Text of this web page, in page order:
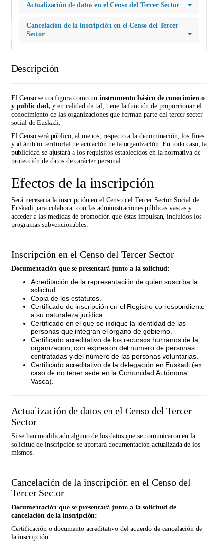
Actualización de datos en el Censo del Tercer Sector
Cancelación de la inscripción en el Censo del Tercer
Sector
Descripción
El Censo se configura como un instrumento básico de conocimiento
y publicidad, y en calidad de tal, tiene la función de proporcionar el
conocimiento de las organizaciones que forman parte del tercer sector
social de Euskadi.
El Censo será público, al menos, respecto a la denominación, los fines
y al ámbito territorial de actuación de la organización. En todo caso, la
publicidad se ajustará a los requisitos establecidos en la normativa de
protección de datos de carácter personal.
Efectos de la inscripción
Será necesaria la inscripción en el Censo del Tercer Sector Social de
Euskadi para colaborar con las administraciones públicas vascas y
acceder a las medidas de promoción que éstas impulsan, incluidos los
programas subvencionables.
Inscripción en el Censo del Tercer Sector
Documentación que se presentará junto a la solicitud:
Acreditación de la representación de quien suscriba la
solicitud.
Copia de los estatutos.
Certificado de inscripción en el Registro correspondiente
a su naturaleza jurídica.
Certificado en el que se indique la identidad de las
personas que integran el órgano de gobierno.
Certificado acreditativo de los recursos humanos de la
organización, con expresión del número de personas
contratadas y del número de las personas voluntarias.
Certificado acreditativo de la delegación en Euskadi (en
caso de no tener sede en la Comunidad Autónoma
Vasca).
Actualización de datos en el Censo del Tercer
Sector
Si se han modificado alguno de los datos que se comunicaron en la
solicitud de inscripción se aportará documentación actualizada de los
mismos.
Cancelación de la inscripción en el Censo del
Tercer Sector
Documentación que se presentará junto a la solicitud de
cancelación de la inscripción:
Certificación o documento acreditativo del acuerdo de cancelación de
la inscripción.